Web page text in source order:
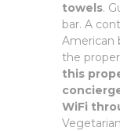
towels.
bar. A
American
the
this
WiFi